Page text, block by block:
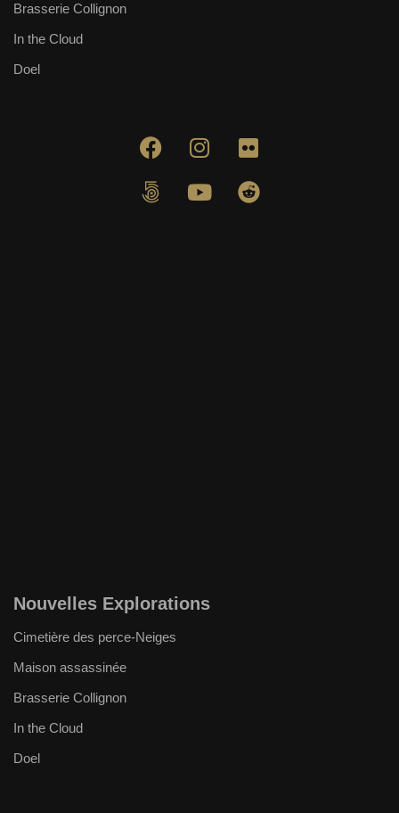
Brasserie Collignon
In the Cloud
Doel
Nouvelles Explorations
Cimetière des perce-Neiges
Maison assassinée
Brasserie Collignon
In the Cloud
Doel